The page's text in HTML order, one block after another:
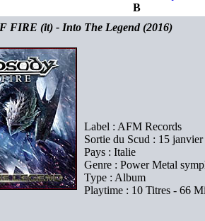
B
FIRE (it) - Into The Legend (2016)
Label : AFM Records
Sortie du Scud : 15
Pays : Italie
Genre : Power Metal
Type : Album
Playtime : 10 Titres - 66